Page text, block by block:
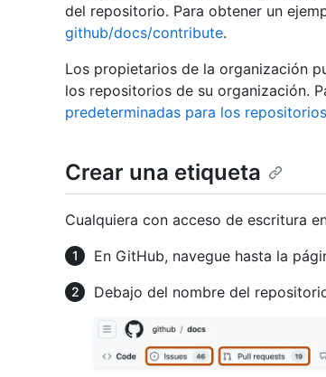
del repositorio. Para obtener un
github/docs/contribute.
Los propietarios de la organización
los repositorios de su organización.
predeterminadas para los
Crear una etiqueta
Cualquiera con acceso de escritura
En GitHub, navegue hasta la
Debajo del nombre del